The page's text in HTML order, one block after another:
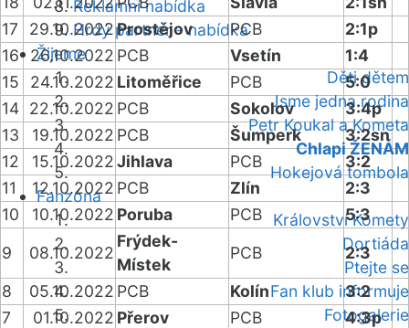
Reklamní nabídka
Hrdý partner - nabídka
Žijeme
Děti dětem
Jsme jedna rodina
Petr Koukal a Kometa
Chlapi ŽENÁM
Hokejová tombola
Fanzóna
Království Komety
Dortiáda
Ptejte se
Fan klub informuje
Fotogalerie
17
29.10.2022Prostějov PCB
2:1p
16
26.10.2022 PCB Vsetín
1:4
15
24.10.2022 Litoměřice PCB
5:0
14 22.10.2022 PCB Sokolov
3:4p
13
19.10.2022 PCB Šumperk
3:2sn
12
15.10.2022Jihlava PCB
3:2
11
12.10.2022 PCB Zlín
2:3
10
10.10.2022 Poruba PCB
5:3
9
08.10.2022
Frýdek-
Místek
PCB
2:3
8
05.10.2022 PCB Kolín
3:2
7
01.10.2022 Přerov PCB
4:3p